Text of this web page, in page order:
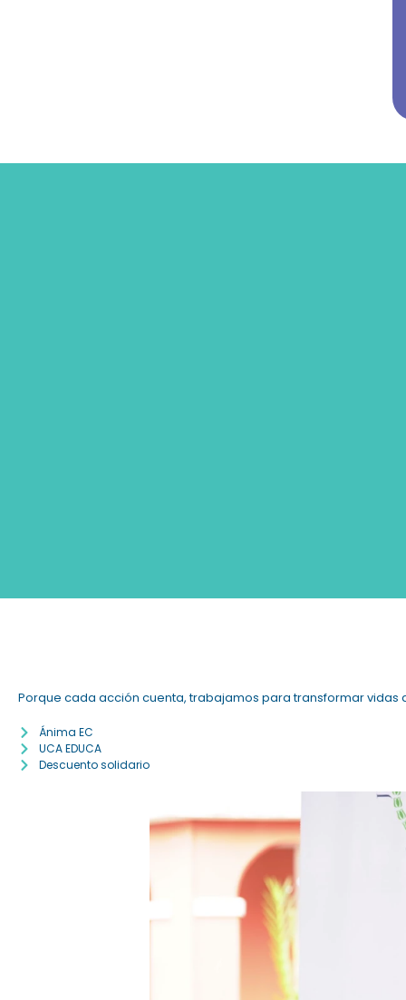
Porque cada acción cuenta, trabajamos para transformar vidas
Ánima EC
UCA EDUCA
Descuento solidario